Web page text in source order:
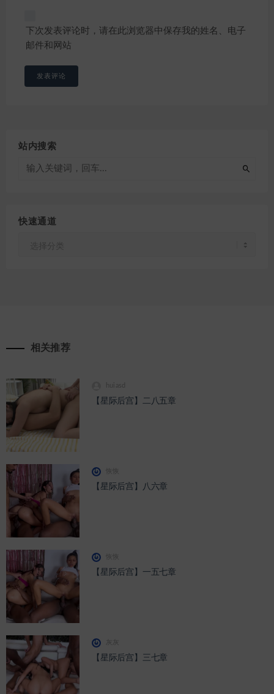
下次发表评论时，请在此浏览器中保存我的姓名、电子
邮件和网站
站内搜索
快速通道
相关推荐
【星际后宫】二八五章
【星际后宫】八六章
【星际后宫】一五七章
灰灰
【星际后宫】三七章